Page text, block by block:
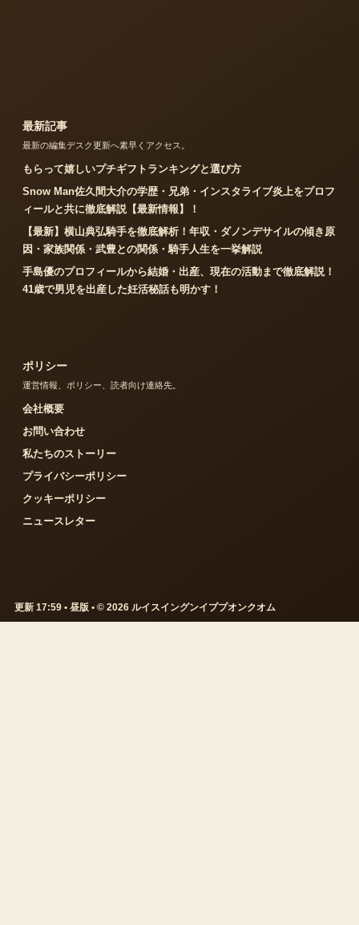
最新記事
最新の編集デスク更新へ素早くアクセス。
もらって嬉しいプチギフトランキングと選び方
Snow Man佐久間大介の学歴・兄弟・インスタライブ炎上をプロフ
ィールと共に徹底解説【最新情報】！
【最新】横山典弘騎手を徹底解析！年収・ダノンデサイルの傾き原
因・家族関係・武豊との関係・騎手人生を一挙解説
手島優のプロフィールから結婚・出産、現在の活動まで徹底解説！
41歳で男児を出産した妊活秘話も明かす！
ポリシー
運営情報、ポリシー、読者向け連絡先。
会社概要
お問い合わせ
私たちのストーリー
プライバシーポリシー
クッキーポリシー
ニュースレター
更新 17:59 • 昼版 • © 2026 ルイスイングンイププオンクオム